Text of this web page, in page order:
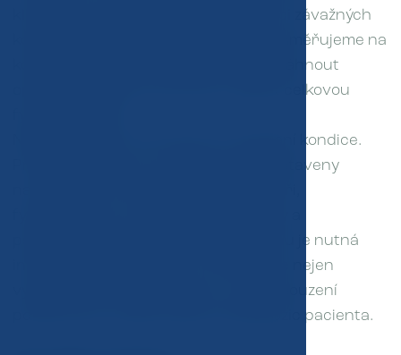
klíčová pro zlepšení zdraví a prevenci závažných
komplikací. Na našem pracovišti se zaměřujeme na
komplexní přístup, který pomáhá dosáhnout
optimální tělesné hmotnosti a zlepšit celkovou
Náplň programu na hubnutí a zlepšení kondice.
Programy hubnutí a kondice jsou postaveny
psychoterapeuty. K dosažení úspěchu je nutná
individuální diagnostika, což zahrnuje nejen
vyšetření zdravotního stavu, ale i posouzení
pohybových a psychických predispozic pacienta.